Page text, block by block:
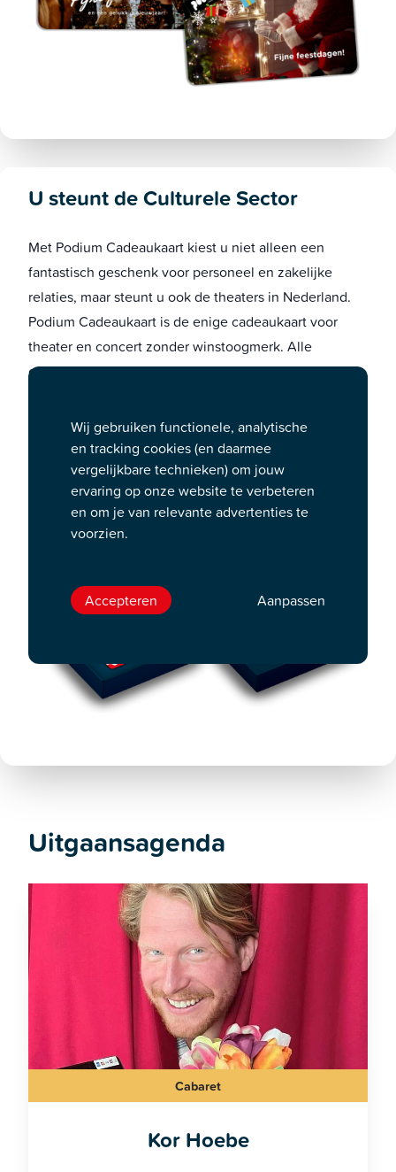
U steunt de Culturele Sector
Met Podium Cadeaukaart kiest u niet alleen een
fantastisch geschenk voor personeel en zakelijke
relaties, maar steunt u ook de theaters in Nederland.
Podium Cadeaukaart is de enige cadeaukaart voor
theater en concert zonder winstoogmerk. Alle
opbrengsten keren altijd terug naar de sector.
van de Podium Cadeaukaart.
Uitgaansagenda
Cabaret
Kor Hoebe
Wij gebruiken functionele, analytische
en tracking cookies (en daarmee
vergelijkbare technieken) om jouw
ervaring op onze website te verbeteren
en om je van relevante advertenties te
voorzien.
Accepteren Aanpassen